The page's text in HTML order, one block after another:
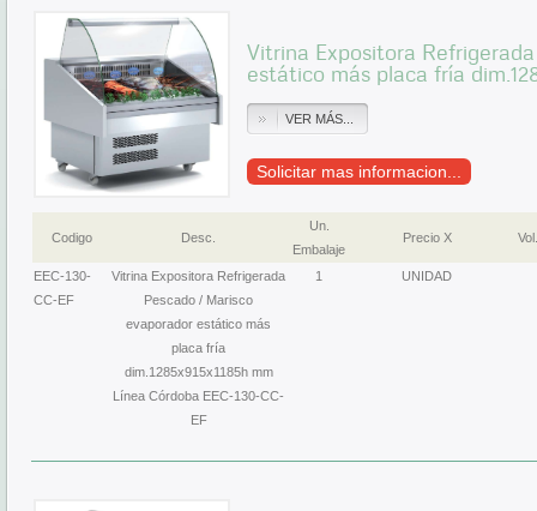
Vitrina Expositora
estático más placa fría
VER MÁS...
Solicitar mas informacion...
Codigo Desc.
Un.
Embalaje
Precio X Vol.
EEC-130-
CC-EF
Vitrina Expositora Refrigerada
Pescado / Marisco
evaporador estático más
placa fría
dim.1285x915x1185h mm
Línea Córdoba EEC-130-CC-
EF
1 UNIDAD